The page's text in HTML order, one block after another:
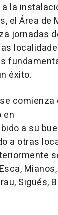
la
el Área de
jornadas
éxito.
comienza
en
a su
a otras
Sigüés,